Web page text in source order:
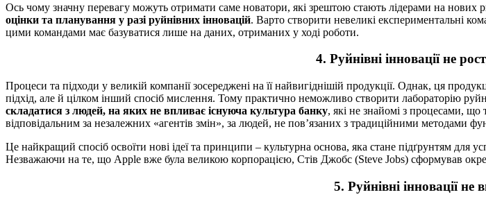
Ось чому значну перевагу можуть отримати саме новатори, які зрештою стають лідерами на нових
оцінки та планування у разі руйнівних інновацій. Варто створити невеликі експериментальні
цими командами має базуватися лише на даних, отриманих у ході роботи.
4. Руйнівні інновації не
Процеси та підходи у великій компанії зосереджені на її найвигіднішій продукції. Однак, ця
підхід, але й цілком інший спосіб мислення. Тому практично неможливо створити лабораторію
складатися з людей, на яких не впливає існуюча культура банку, які не знайомі з процесами, що
відповідальним за незалежних «агентів змін», за людей, не пов’язаних з традиційними методами
Це найкращий спосіб освоїти нові ідеї та принципи – культурна основа, яка стане підґрунтям для
Незважаючи на те, що Apple вже була великою корпорацією, Стів Джобс (Steve Jobs) сформував
5. Руйнівні інновації